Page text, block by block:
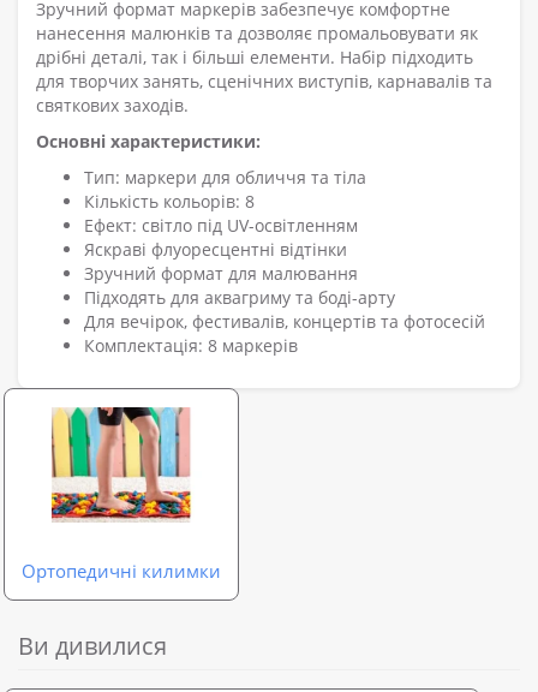
Зручний формат маркерів забезпечує комфортне
нанесення малюнків та дозволяє промальовувати як
дрібні деталі, так і більші елементи. Набір підходить
для творчих занять, сценічних виступів, карнавалів та
святкових заходів.
Основні характеристики:
Тип: маркери для обличчя та тіла
Кількість кольорів: 8
Ефект: світло під UV-освітленням
Яскраві флуоресцентні відтінки
Зручний формат для малювання
Підходять для аквагриму та боді-арту
Для вечірок, фестивалів, концертів та фотосесій
Комплектація: 8 маркерів
Ортопедичні килимки
Ви дивилися